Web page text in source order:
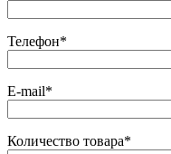
Телефон*
E-mail*
Количество товара*